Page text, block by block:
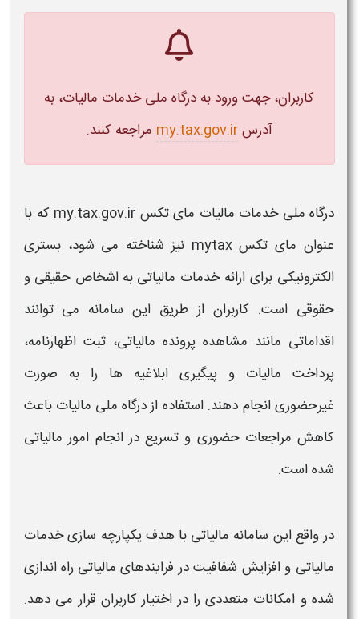
کاربران، جهت ورود به درگاه ملی خدمات مالیات، به
آدرسmy.tax.gov.ir مراجعه کنند.
درگاه ملی خدمات مالیات مای تکس my.tax.gov.ir
که با
عنوان مای تکس mytax نیز شناخته می شود، بستری
الکترونیکی برای ارائه خدمات مالیاتی به اشخاص حقیقی و
حقوقی است. کاربران از طریق این سامانه می توانند
اقداماتی مانند مشاهده پرونده مالیاتی، ثبت اظهارنامه،
پرداخت مالیات و پیگیری ابلاغیه ها را به صورت
غیرحضوری انجام دهند. استفاده ازدرگاه ملی مالیات باعث
کاهش مراجعات حضوری و تسریع در انجام امور مالیاتی
شده است.
در واقع این سامانه مالیاتی با هدف یکپارچه سازی خدمات
مالیاتی و افزایش شفافیت در فرایندهای مالیاتی راه اندازی
شده و امکانات متعددی را در اختیار کاربران قرار می دهد.